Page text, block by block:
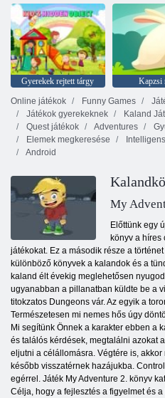
Gyerekek rejtett tárgy Kapzsi
Online játékok
Funny Games
Játékok gyerekeknek
Kaland
Quest játékok
Adventures
Elemek megkeresése
Intelligens
Android
My
Előttünk egy
könyv a híres
játékokat. Ez a második része a
különböző könyvek a kalandok és a
kaland élt évekig meglehetősen
ugyanabban a pillanatban küldte be a
titokzatos Dungeons vár. Az egyik a
Természetesen mi nemes hős úgy
Mi segítünk Önnek a karakter ebben a
és találós kérdések, megtalálni azokat
eljutni a célállomásra. Végtére is,
később visszatérnek hazájukba.
egérrel. Játék My Adventure 2. könyv
Célja, hogy a fejlesztés a figyelmet és